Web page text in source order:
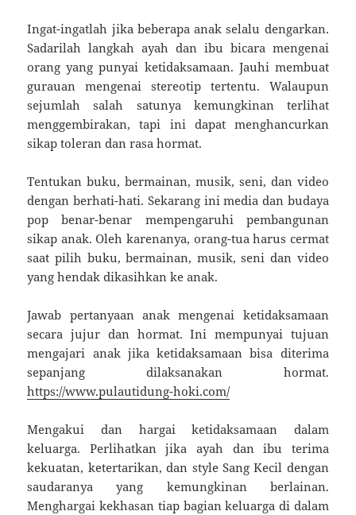
Ingat-ingatlah jika beberapa anak selalu dengarkan.
Sadarilah langkah ayah dan ibu bicara mengenai
orang yang punyai ketidaksamaan. Jauhi membuat
gurauan mengenai stereotip tertentu. Walaupun
sejumlah salah satunya kemungkinan terlihat
menggembirakan, tapi ini dapat menghancurkan
sikap toleran dan rasa hormat.
Tentukan buku, bermainan, musik, seni, dan video
dengan berhati-hati. Sekarang ini media dan budaya
pop benar-benar mempengaruhi pembangunan
sikap anak. Oleh karenanya, orang-tua harus cermat
saat pilih buku, bermainan, musik, seni dan video
yang hendak dikasihkan ke anak.
Jawab pertanyaan anak mengenai ketidaksamaan
secara jujur ​​dan hormat. Ini mempunyai tujuan
mengajari anak jika ketidaksamaan bisa diterima
sepanjang dilaksanakan hormat.
https://www.pulautidung-hoki.com/
Mengakui dan hargai ketidaksamaan dalam
keluarga. Perlihatkan jika ayah dan ibu terima
kekuatan, ketertarikan, dan style Sang Kecil dengan
saudaranya yang kemungkinan berlainan.
Menghargai kekhasan tiap bagian keluarga di dalam